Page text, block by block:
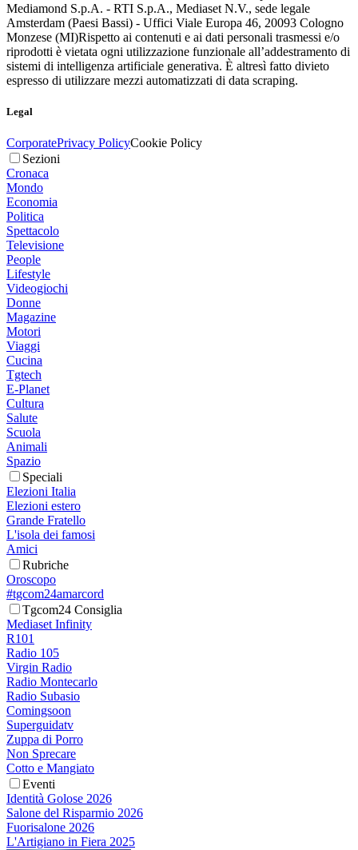
Mediamond S.p.A. - RTI S.p.A., Mediaset N.V., sede legale
Amsterdam (Paesi Bassi) - Uffici Viale Europa 46, 20093 Cologno
Monzese (MI)Rispetto ai contenuti e ai dati personali trasmessi e/o
riprodotti è vietata ogni utilizzazione funzionale all’addestramento di
sistemi di intelligenza artificiale generativa. È altresì fatto divieto
espresso di utilizzare mezzi automatizzati di data scraping.
Legal
CorporatePrivacy PolicyCookie Policy
Sezioni
Cronaca
Mondo
Economia
Politica
Spettacolo
Televisione
People
Lifestyle
Videogiochi
Donne
Magazine
Motori
Viaggi
Cucina
Tgtech
E-Planet
Cultura
Salute
Scuola
Animali
Spazio
Speciali
Elezioni Italia
Elezioni estero
Grande Fratello
L'isola dei famosi
Amici
Rubriche
Oroscopo
#tgcom24amarcord
Tgcom24 Consiglia
Mediaset Infinity
R101
Radio 105
Virgin Radio
Radio Montecarlo
Radio Subasio
Comingsoon
Superguidatv
Zuppa di Porro
Non Sprecare
Cotto e Mangiato
Eventi
Identità Golose 2026
Salone del Risparmio 2026
Fuorisalone 2026
L'Artigiano in Fiera 2025